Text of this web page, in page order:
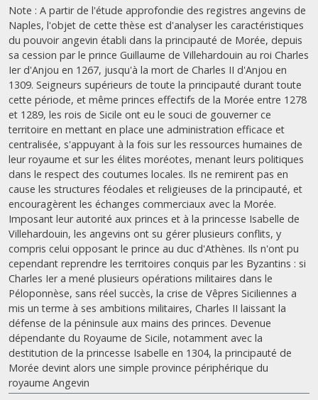
Note : A partir de l'étude approfondie des registres angevins de
Naples, l'objet de cette thèse est d'analyser les caractéristiques
du pouvoir angevin établi dans la principauté de Morée, depuis
sa cession par le prince Guillaume de Villehardouin au roi Charles
Ier d'Anjou en 1267, jusqu'à la mort de Charles II d'Anjou en
1309. Seigneurs supérieurs de toute la principauté durant toute
cette période, et même princes effectifs de la Morée entre 1278
et 1289, les rois de Sicile ont eu le souci de gouverner ce
territoire en mettant en place une administration efficace et
centralisée, s'appuyant à la fois sur les ressources humaines de
leur royaume et sur les élites moréotes, menant leurs politiques
dans le respect des coutumes locales. Ils ne remirent pas en
cause les structures féodales et religieuses de la principauté, et
encouragèrent les échanges commerciaux avec la Morée.
Imposant leur autorité aux princes et à la princesse Isabelle de
Villehardouin, les angevins ont su gérer plusieurs conflits, y
compris celui opposant le prince au duc d'Athènes. Ils n'ont pu
cependant reprendre les territoires conquis par les Byzantins : si
Charles Ier a mené plusieurs opérations militaires dans le
Péloponnèse, sans réel succès, la crise de Vêpres Siciliennes a
mis un terme à ses ambitions militaires, Charles II laissant la
défense de la péninsule aux mains des princes. Devenue
dépendante du Royaume de Sicile, notamment avec la
destitution de la princesse Isabelle en 1304, la principauté de
Morée devint alors une simple province périphérique du
royaume Angevin